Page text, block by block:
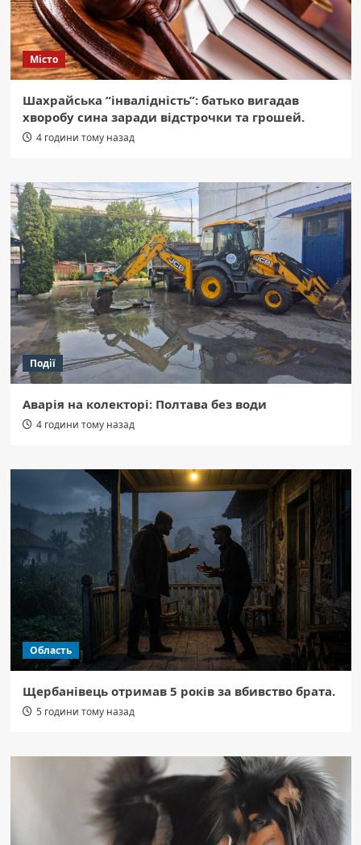
Місто
Шахрайська “інвалідність”: батько вигадав
хворобу сина заради відстрочки та грошей.
4 години тому назад
Події
Аварія на колекторі: Полтава без води
4 години тому назад
Область
Щербанівець отримав 5 років за вбивство брата.
5 години тому назад